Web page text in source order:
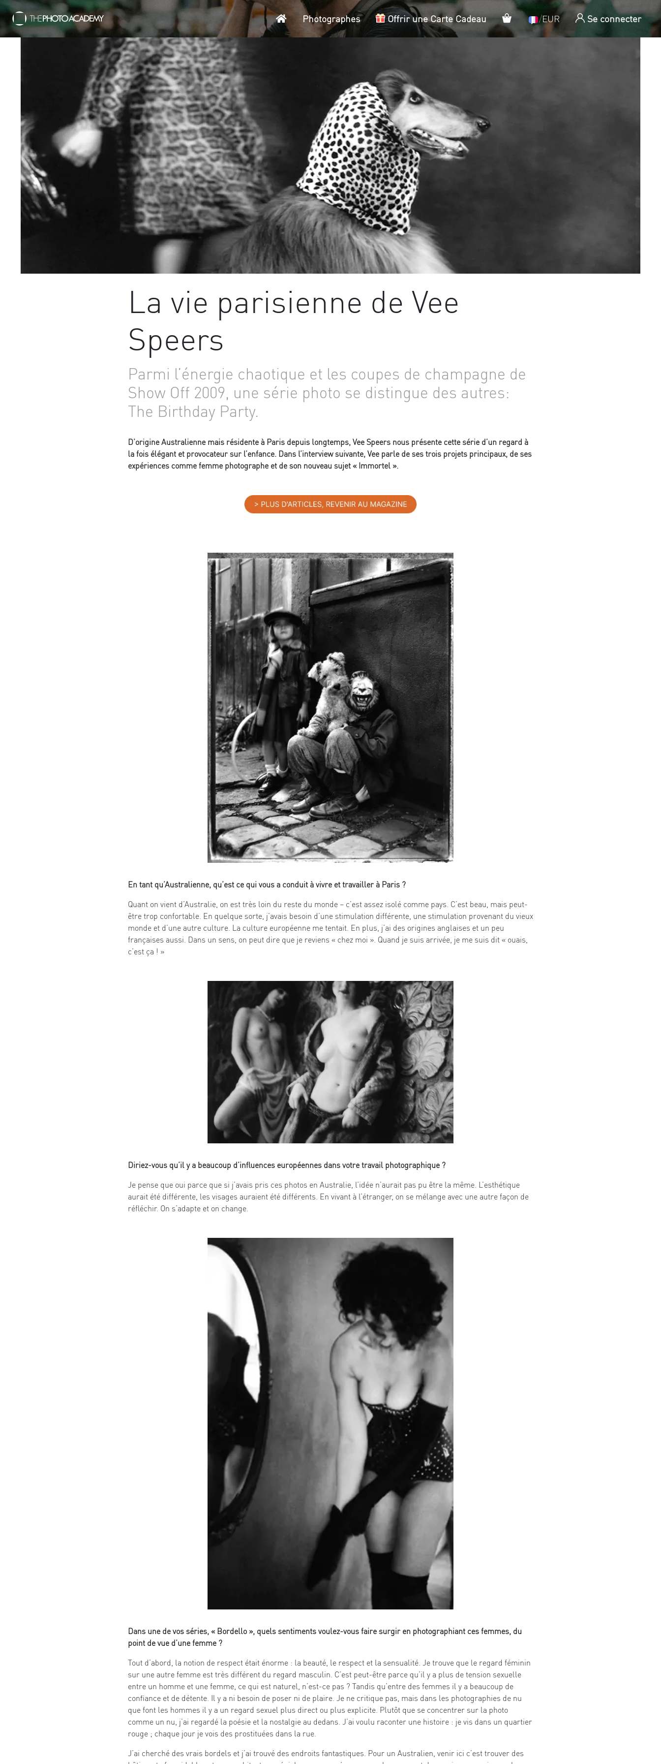
AccueilPhotographes Offrir une Carte Cadeau Panier/EUR Se connecter
La vie parisienne de Vee
Speers
Parmi l’énergie chaotique et les coupes de champagne de
Show Off 2009, une série photo se distingue des autres:
The Birthday Party.
D’origine Australienne mais résidente à Paris depuis longtemps, Vee Speers nous présente cette série d’un regard à
la fois élégant et provocateur sur l’enfance. Dans l’interview suivante, Vee parle de ses trois projets principaux, de ses
expériences comme femme photographe et de son nouveau sujet « Immortel ».
En tant qu’Australienne, qu’est ce qui vous a conduit à vivre et travailler à Paris ?
Quant on vient d’Australie, on est très loin du reste du monde – c’est assez isolé comme pays. C’est beau, mais peut-
être trop confortable. En quelque sorte, j’avais besoin d’une stimulation différente, une stimulation provenant du vieux
monde et d’une autre culture. La culture européenne me tentait. En plus, j’ai des origines anglaises et un peu
françaises aussi. Dans un sens, on peut dire que je reviens « chez moi ». Quand je suis arrivée, je me suis dit « ouais,
c’est ça ! »
Diriez-vous qu’il y a beaucoup d’influences européennes dans votre travail photographique ?
Je pense que oui parce que si j’avais pris ces photos en Australie, l’idée n’aurait pas pu être la même. L’esthétique
aurait été différente, les visages auraient été différents. En vivant à l’étranger, on se mélange avec une autre façon de
réfléchir. On s’adapte et on change.
Dans une de vos séries, « Bordello », quels sentiments voulez-vous faire surgir en photographiant ces femmes, du
point de vue d’une femme ?
Tout d’abord, la notion de respect était énorme : la beauté, le respect et la sensualité. Je trouve que le regard féminin
sur une autre femme est très différent du regard masculin. C’est peut-être parce qu’il y a plus de tension sexuelle
entre un homme et une femme, ce qui est naturel, n’est-ce pas ? Tandis qu’entre des femmes il y a beaucoup de
confiance et de détente. Il y a ni besoin de poser ni de plaire. Je ne critique pas, mais dans les photographies de nu
que font les hommes il y a un regard sexuel plus direct ou plus explicite. Plutôt que se concentrer sur la photo
comme un nu, j’ai regardé la poésie et la nostalgie au dedans. J’ai voulu raconter une histoire : je vis dans un quartier
rouge ; chaque jour je vois des prostituées dans la rue.
J’ai cherché des vrais bordels et j’ai trouvé des endroits fantastiques. Pour un Australien, venir ici c’est trouver des